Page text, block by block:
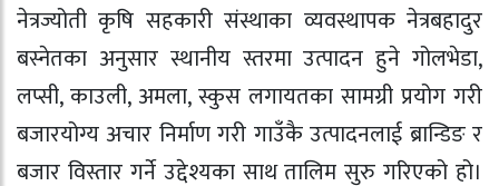
नेत्रज्योती कृषि सहकारी संस्थाका व्यवस्थापक नेत्रबहादुर
बस्नेतका अनुसार स्थानीय स्तरमा उत्पादन हुने गोलभेडा,
लप्सी, काउली, अमला, स्कुस लगायतका सामग्री प्रयोग गरी
बजारयोग्य अचार निर्माण गरी गाउँकै उत्पादनलाई ब्रान्डिङ र
बजार विस्तार गर्ने उद्देश्यका साथ तालिम सुरु गरिएको हो।